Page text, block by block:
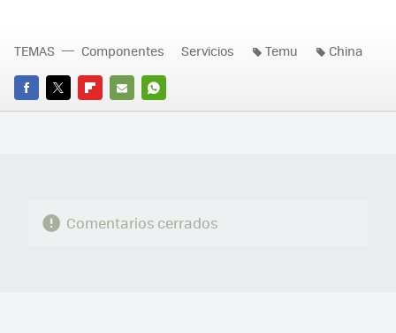
FACEBOOK
TWITTERFLIPBOARD
E-
WHATSAPP
TEMAS Componentes Servicios Temu China
Comentarios cerrados